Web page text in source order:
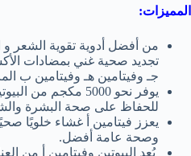
المميزات:
من أفضل أدوية تقوية الشعر و
تجديد صحية غني بمضادات
جـ وفيتامين هـ وفيتامين ب
يوفر نحو 5000 مكجم
للحفاظ على صحة البشرة
يعزز فيتامين أ غشاء خلويًا
وصحة عامة أفضل.
يُعد البيوتين وفيتامين أ من